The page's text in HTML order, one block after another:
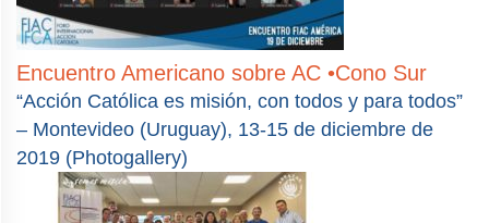
Encuentro Americano sobre AC •Cono Sur
“Acción Católica es misión, con todos y para todos”
– Montevideo (Uruguay), 13-15 de diciembre de
2019 (Photogallery)